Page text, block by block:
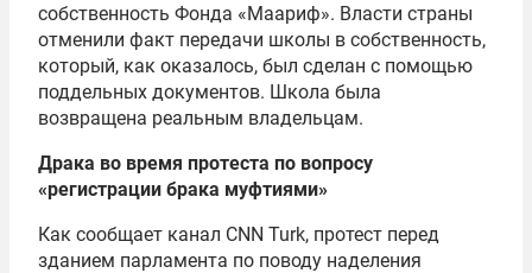
собственность Фонда «Маариф». Власти страны
отменили факт передачи школы в собственность,
который, как оказалось, был сделан с помощью
поддельных документов. Школа была
возвращена реальным владельцам.
Драка во время протеста по вопросу
«регистрации брака муфтиями»
Как сообщает канал CNN Turk, протест перед
зданием парламента по поводу наделения